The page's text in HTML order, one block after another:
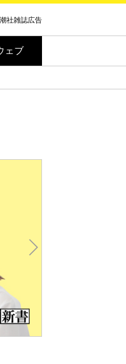
社雑誌広告
ェブ